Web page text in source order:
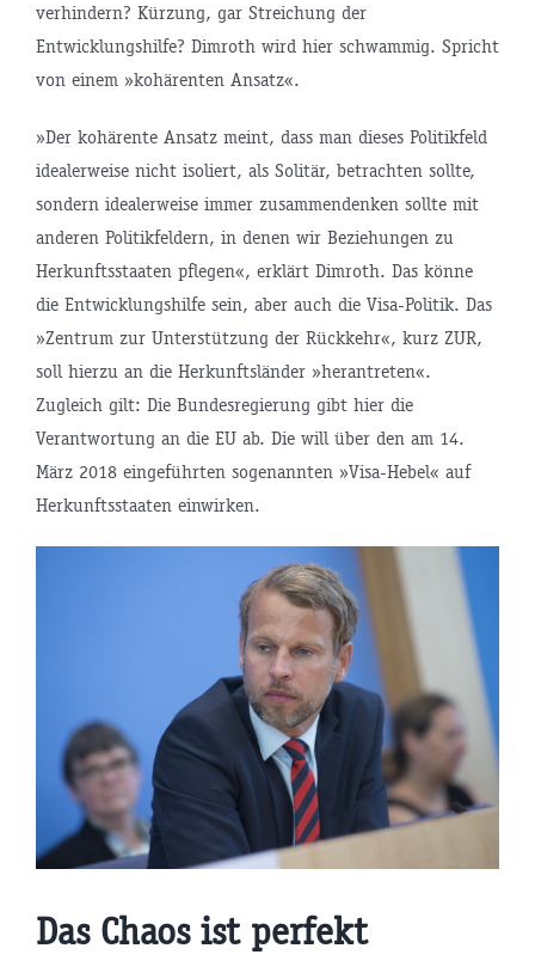
verhindern? Kürzung, gar Streichung der
Entwicklungshilfe? Dimroth wird hier schwammig. Spricht
von einem »kohärenten Ansatz«.
»Der kohärente Ansatz meint, dass man dieses Politikfeld
idealerweise nicht isoliert, als Solitär, betrachten sollte,
sondern idealerweise immer zusammendenken sollte mit
anderen Politikfeldern, in denen wir Beziehungen zu
Herkunftsstaaten pflegen«, erklärt Dimroth. Das könne
die Entwicklungshilfe sein, aber auch die Visa-Politik. Das
»Zentrum zur Unterstützung der Rückkehr«, kurz ZUR,
soll hierzu an die Herkunftsländer »herantreten«.
Zugleich gilt: Die Bundesregierung gibt hier die
Verantwortung an die EU ab. Die will über den am 14.
März 2018 eingeführten sogenannten »Visa-Hebel« auf
Herkunftsstaaten einwirken.
Das Chaos ist perfekt